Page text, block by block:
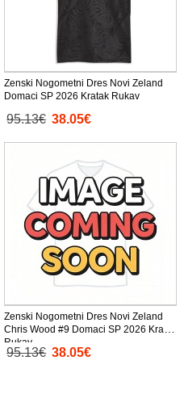
Zenski Nogometni Dres Novi Zeland
Domaci SP 2026 Kratak Rukav
95.13€ 38.05€
Zenski Nogometni Dres Novi Zeland
Chris Wood #9 Domaci SP 2026 Kratak
Rukav
95.13€ 38.05€